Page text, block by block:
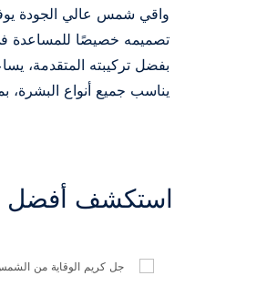
واقي شمس عالي الجودة
تصميمه خصيصًا للمساعدة
بفضل تركيبته المتقدمة،
يناسب جميع أنواع البشرة،
استكشف أفضل